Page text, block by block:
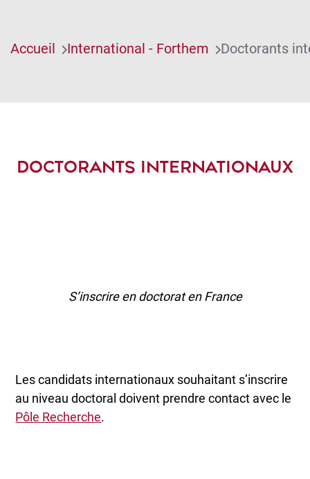
Accueil International - Forthem Doctorants
DOCTORANTS INTERNATIONAUX
S’inscrire en doctorat en France
Les candidats internationaux souhaitant s’inscrire
au niveau doctoral doivent prendre contact avec le
Pôle Recherche.